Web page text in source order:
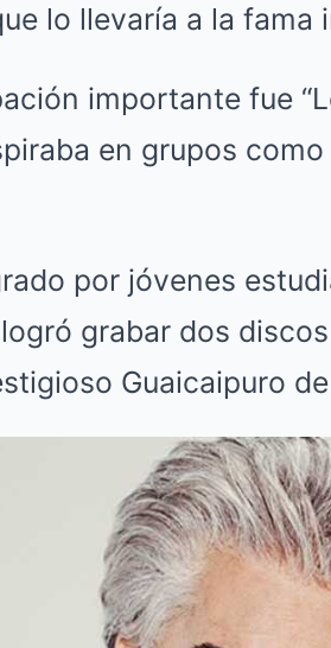
lo llevaría a la fama
importante fue
en grupos
por jóvenes
grabar dos
Guaicaipuro